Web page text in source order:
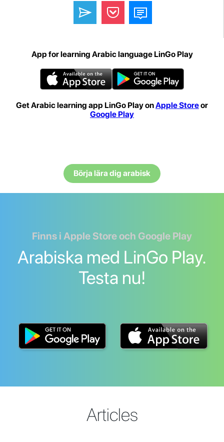
App for learning Arabic language LinGo Play
Get Arabic learning app LinGo Play onApple Storeor
Google Play
Börja lära dig arabisk
Finns i Apple Store och Google Play
Arabiska med LinGo Play.
Testa nu!
Articles